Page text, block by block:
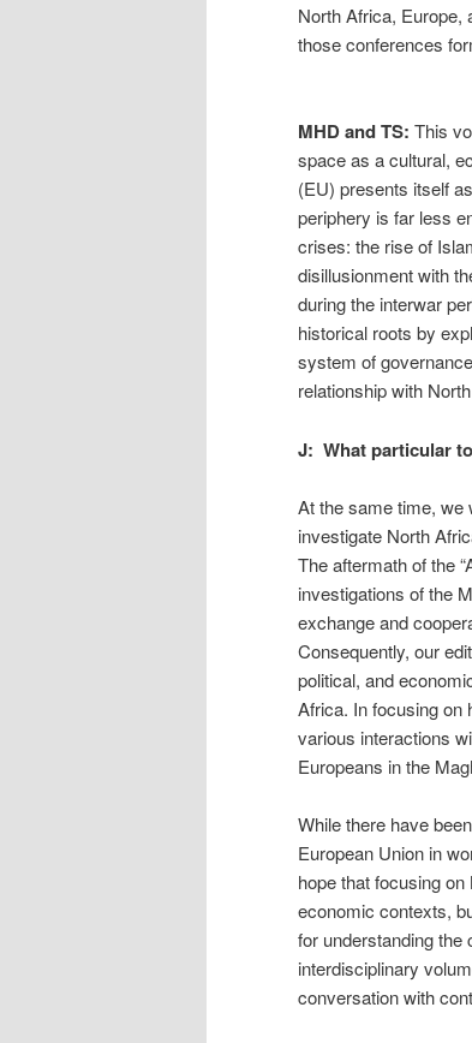
North Africa, Europe,
those conferences
MHD and TS: This
space as a cultural,
(EU) presents itself
periphery is far less
crises: the rise of
disillusionment with
during the interwar
historical roots by
system of
relationship with
J: What particular
At the same time, we
investigate North
The aftermath of the
investigations of the
exchange and
Consequently, our
political, and
Africa. In focusing on
various interactions
Europeans in the
While there have
European Union in
hope that focusing
economic contexts,
for understanding the
interdisciplinary
conversation with